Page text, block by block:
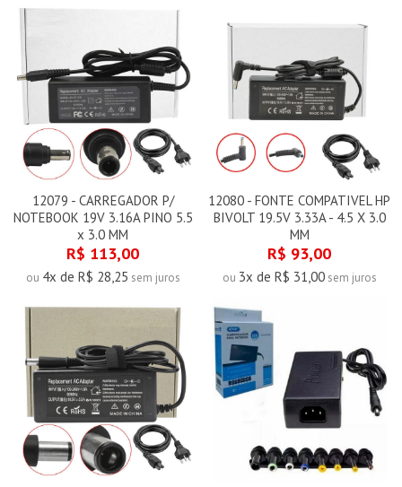
12079 - CARREGADOR P/
NOTEBOOK 19V 3.16A PINO 5.5
x 3.0 MM
R$ 113,00
ou 4x de R$ 28,25 sem juros
12080 - FONTE COMPATIVEL HP
BIVOLT 19.5V 3.33A - 4.5 X 3.0
MM
R$ 93,00
ou 3x de R$ 31,00sem juros